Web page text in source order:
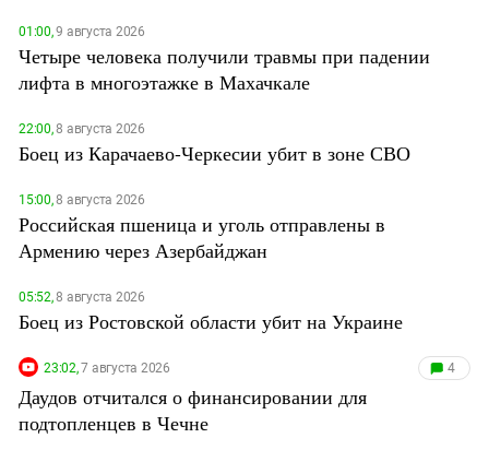
01:00,9 августа 2026
Четыре человека получили травмы при падении
лифта в многоэтажке в Махачкале
22:00,8 августа 2026
Боец из Карачаево-Черкесии убит в зоне СВО
15:00,8 августа 2026
Российская пшеница и уголь отправлены в
Армению через Азербайджан
05:52,8 августа 2026
Боец из Ростовской области убит на Украине
23:02,7 августа 2026 4
Даудов отчитался о финансировании для
подтопленцев в Чечне